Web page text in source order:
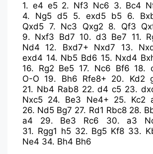
1. e4 e5 2. Nf3 Nc6 3. Bc4
4. Ng5 d5 5. exd5 b5 6.
Qxd5 7. Nc3 Qxg2 8. Qf3
9. Nxf3 Bd7 10.d3 Be7 11.
Nd4
12. Bxd7+ Nxd7 13.
exd4 14. Nb5 Bd6 15. Nxd4
16. Rg2 Be5 17. Nc6 Bf6 18.
O-O 19. Bh6 Rfe8+ 20. Kd2
21. Nb4 Rab8 22.d4 c5 23.
Nxc5 24. Be3 Ne4+ 25. Kc2
26. Nd5 Bg7 27. Rd1 Rbc8 28.
a4
29. Be3 Rc6 30. a3
31. Rgg1 h5 32. Bg5 Kf8 33.
Ne4 34. Bh4 Bh6